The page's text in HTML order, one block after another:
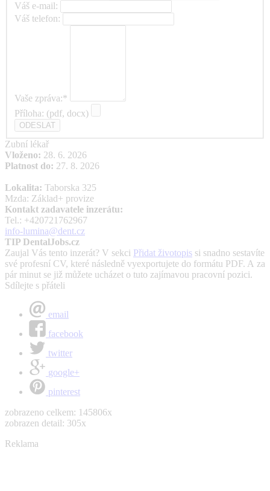
Váš e-mail:
Váš telefon:
Vaše zpráva:*
Příloha: (pdf, docx)
Zubní lékař
Vloženo: 28. 6. 2026
Platnost do: 27. 8. 2026
Lokalita: Taborska 325
Mzda: Základ+ provize
Kontakt zadavatele inzerátu:
Tel.: +420721762967
info-lumina@dent.cz
TIP DentalJobs.cz
Zaujal Vás tento inzerát? V sekci Přidat životopis si snadno sestavíte
své profesní CV, které následně vyexportujete do formátu PDF. A za
pár minut se již můžete ucházet o tuto zajímavou pracovní pozici.
Sdílejte s přáteli
email
facebook
twitter
google+
pinterest
zobrazeno celkem: 145806x
zobrazen detail: 305x
Reklama